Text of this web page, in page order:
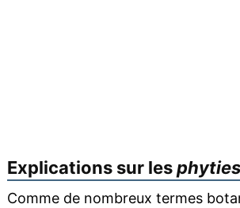
Explications sur lesphyties
Comme de nombreux termes